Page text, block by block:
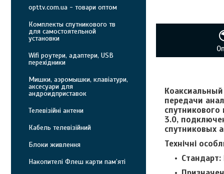
передачи
спутникового
3.0,
спутниковых
Технічні
Стандарт:
opttv.com.ua - товари оптом
Комплекты спутникового тв
для самостоятельной
установки
Wifi роутери, адаптери, USB
перехідники
Мишки, аэромышки, клавіатури,
аксесуари для
андроидприставок
Телевізійні антени
Кабель телевізійний
Блоки живлення
Накопителі Флеш карти пам’яті